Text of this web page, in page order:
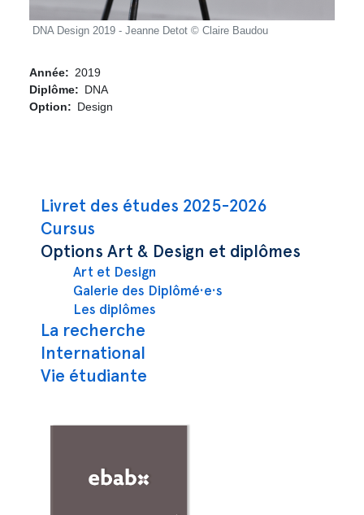
Navigation principale
Livret des études 2025-2026
Cursus
Options Art & Design et diplômes
Art et Design
Galerie des Diplômé·e·s
Les diplômes
La recherche
International
Vie étudiante
DNA Design 2019 - Jeanne Detot © Claire Baudou
Année
2019
Diplôme
DNA
Option
Design